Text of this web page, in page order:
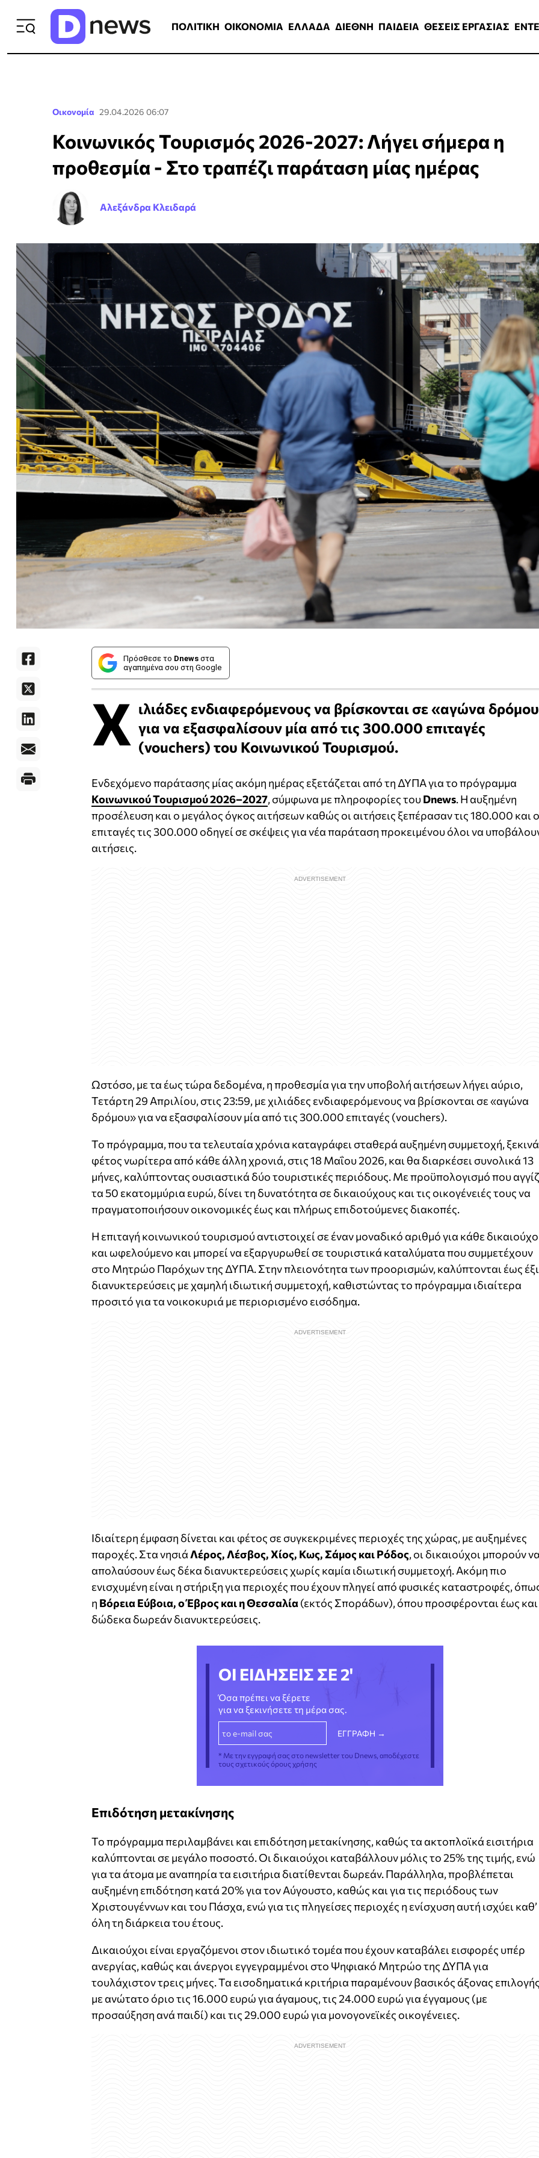
ΠΟΛΙΤΙΚΗ ΟΙΚΟΝΟΜΙΑ ΕΛΛΑΔΑ ΔΙΕΘΝΗ ΠΑΙΔΕΙΑ ΘΕΣΕΙΣ ΕΡΓΑΣΙΑΣ
Οικονομία 29.04.2026 06:07
Κοινωνικός Τουρισμός 2026-2027: Λήγει σήμερα η
προθεσμία - Στο τραπέζι παράταση μίας ημέρας
Αλεξάνδρα Κλειδαρά
Πρόσθεσε το Dnews στα
αγαπημένα σου στη Google
Χ ιλιάδες ενδιαφερόμενους να βρίσκονται σε «αγώνα
για να εξασφαλίσουν μία από τις 300.000 επιταγές
(vouchers) του Κοινωνικού Τουρισμού.
Ενδεχόμενο παράτασης μίας ακόμη ημέρας εξετάζεται από τη ΔΥΠΑ για το πρόγραμμα
Κοινωνικού Τουρισμού 2026–2027, σύμφωνα με πληροφορίες τουDnews. Η αυξημένη
προσέλευση και ο μεγάλος όγκος αιτήσεων καθώς οι αιτήσεις ξεπέρασαν τις 180.000 και
επιταγές τις 300.000 οδηγεί σε σκέψεις για νέα παράταση προκειμένου όλοι να
αιτήσεις.
Ωστόσο, με τα έως τώρα δεδομένα, η προθεσμία για την υποβολή αιτήσεων λήγει αύριο,
Τετάρτη 29 Απριλίου, στις 23:59, με χιλιάδες ενδιαφερόμενους να βρίσκονται σε «αγώνα
δρόμου» για να εξασφαλίσουν μία από τις 300.000 επιταγές (vouchers).
Το πρόγραμμα, που τα τελευταία χρόνια καταγράφει σταθερά αυξημένη συμμετοχή, ξεκινά
φέτος νωρίτερα από κάθε άλλη χρονιά, στις 18 Μαΐου 2026, και θα διαρκέσει συνολικά 13
μήνες, καλύπτοντας ουσιαστικά δύο τουριστικές περιόδους. Με προϋπολογισμό που
τα 50 εκατομμύρια ευρώ, δίνει τη δυνατότητα σε δικαιούχους και τις οικογένειές τους να
πραγματοποιήσουν οικονομικές έως και πλήρως επιδοτούμενες διακοπές.
Η επιταγή κοινωνικού τουρισμού αντιστοιχεί σε έναν μοναδικό αριθμό για κάθε δικαιούχο
και ωφελούμενο και μπορεί να εξαργυρωθεί σε τουριστικά καταλύματα που συμμετέχουν
στο Μητρώο Παρόχων της ΔΥΠΑ. Στην πλειονότητα των προορισμών, καλύπτονται έως έξι
διανυκτερεύσεις με χαμηλή ιδιωτική συμμετοχή, καθιστώντας το πρόγραμμα ιδιαίτερα
προσιτό για τα νοικοκυριά με περιορισμένο εισόδημα.
Ιδιαίτερη έμφαση δίνεται και φέτος σε συγκεκριμένες περιοχές της χώρας, με αυξημένες
παροχές. Στα νησιάΛέρος, Λέσβος, Χίος, Κως, Σάμος και Ρόδος, οι δικαιούχοι μπορούν
απολαύσουν έως δέκα διανυκτερεύσεις χωρίς καμία ιδιωτική συμμετοχή. Ακόμη πιο
ενισχυμένη είναι η στήριξη για περιοχές που έχουν πληγεί από φυσικές καταστροφές,
η Βόρεια Εύβοια, ο Έβρος και η Θεσσαλία (εκτός Σποράδων), όπου προσφέρονται έως και
δώδεκα δωρεάν διανυκτερεύσεις.
ΟΙ ΕΙΔΗΣΕΙΣ ΣΕ 2'
Όσα πρέπει να ξέρετε
για να ξεκινήσετε τη μέρα σας.
* Με την εγγραφή σας στο newsletter του Dnews, αποδέχεστε
τους σχετικούς όρους χρήσης
Επιδότηση μετακίνησης
Το πρόγραμμα περιλαμβάνει και επιδότηση μετακίνησης, καθώς τα ακτοπλοϊκά εισιτήρια
καλύπτονται σε μεγάλο ποσοστό. Οι δικαιούχοι καταβάλλουν μόλις το 25% της τιμής, ενώ
για τα άτομα με αναπηρία τα εισιτήρια διατίθενται δωρεάν. Παράλληλα, προβλέπεται
αυξημένη επιδότηση κατά 20% για τον Αύγουστο, καθώς και για τις περιόδους των
Χριστουγέννων και του Πάσχα, ενώ για τις πληγείσες περιοχές η ενίσχυση αυτή ισχύει καθ’
όλη τη διάρκεια του έτους.
Δικαιούχοι είναι εργαζόμενοι στον ιδιωτικό τομέα που έχουν καταβάλει εισφορές υπέρ
ανεργίας, καθώς και άνεργοι εγγεγραμμένοι στο Ψηφιακό Μητρώο της ΔΥΠΑ για
τουλάχιστον τρεις μήνες. Τα εισοδηματικά κριτήρια παραμένουν βασικός άξονας
με ανώτατο όριο τις 16.000 ευρώ για άγαμους, τις 24.000 ευρώ για έγγαμους (με
προσαύξηση ανά παιδί) και τις 29.000 ευρώ για μονογονεϊκές οικογένειες.